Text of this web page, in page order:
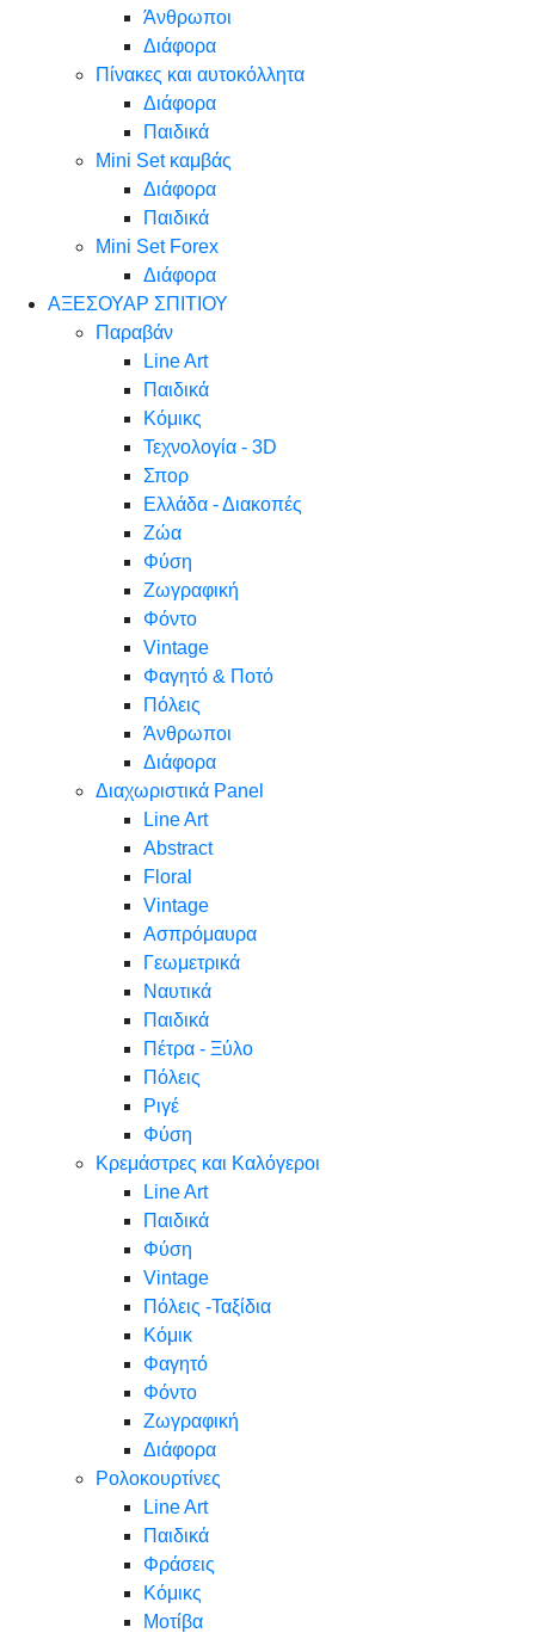
Άνθρωποι
Διάφορα
Πίνακες και αυτοκόλλητα
Διάφορα
Παιδικά
Mini Set καμβάς
Διάφορα
Παιδικά
Mini Set Forex
Διάφορα
ΑΞΕΣΟΥΑΡ ΣΠΙΤΙΟΥ
Παραβάν
Line Art
Παιδικά
Κόμικς
Τεχνολογία - 3D
Σπορ
Ελλάδα - Διακοπές
Ζώα
Φύση
Ζωγραφική
Φόντο
Vintage
Φαγητό & Ποτό
Πόλεις
Άνθρωποι
Διάφορα
Διαχωριστικά Panel
Line Art
Abstract
Floral
Vintage
Ασπρόμαυρα
Γεωμετρικά
Ναυτικά
Παιδικά
Πέτρα - Ξύλο
Πόλεις
Ριγέ
Φύση
Κρεμάστρες και Καλόγεροι
Line Art
Παιδικά
Φύση
Vintage
Πόλεις -Ταξίδια
Κόμικ
Φαγητό
Φόντο
Ζωγραφική
Διάφορα
Ρολοκουρτίνες
Line Art
Παιδικά
Φράσεις
Κόμικς
Μοτίβα